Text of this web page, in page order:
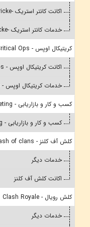
اکانت کانتر استریک -Counter Stricke
خدمات کانتر استریک -Counter Stricke
کریتیکال اوپس - Critical Ops
اکانت کریتیکال اوپس - Critical Ops
خدمات کریتیکال اوپس - Critical Ops
کسب و کار و بازاریابی - Business and Marketing
کسب و کار و بازاریابی - Business and Marketing
کلش آف کلنز - Clash of clans
خدمات دیگر
اکانت کلش آف کلنز
کلش رویال - Clash Royale
خدمات دیگر